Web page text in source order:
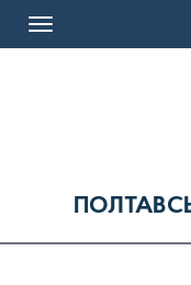
Toggle